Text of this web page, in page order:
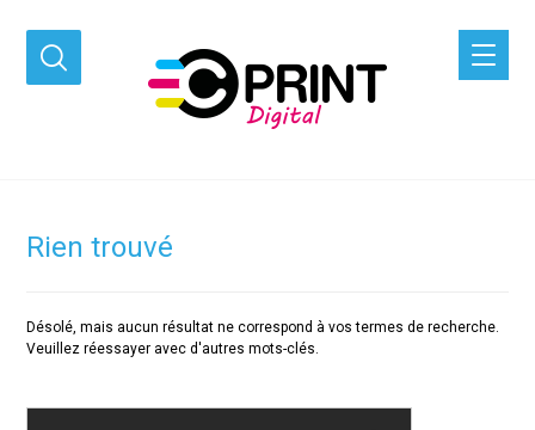
Rien trouvé
Désolé, mais aucun résultat ne correspond à vos termes de recherche.
Veuillez réessayer avec d'autres mots-clés.